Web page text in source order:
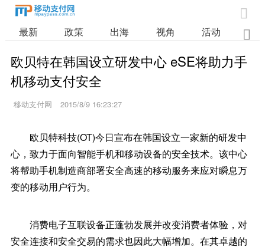

最新 政策 出海 视角 活动 业

欧贝特在韩国设立研发中心 eSE将助力手
机移动支付安全
移动支付网 2015/8/9 16:23:27
欧贝特科技(OT)今日宣布在韩国设立一家新的研发中
心，致力于面向智能手机和移动设备的安全技术。该中心
将帮助手机制造商部署安全高速的移动服务来应对瞬息万
变的移动用户行为。
消费电子互联设备正蓬勃发展并改变消费者体验，对
安全连接和安全交易的需求也因此大幅增加。在其卓越的